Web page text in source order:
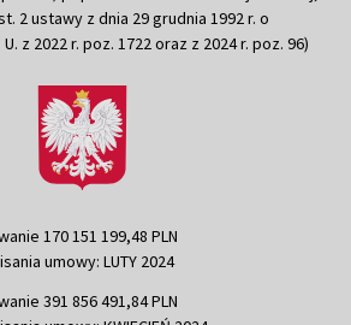
2 ustawy z dnia 29 grudnia 1992 r. o
z 2022 r. poz. 1722 oraz z 2024 r. poz. 96)
170 151 199,48 PLN
umowy: LUTY 2024
391 856 491,84 PLN